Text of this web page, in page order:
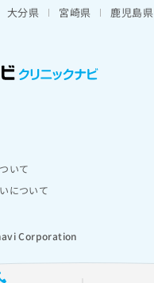
大分県
宮崎県 鹿児島県
いて
について
Corporation